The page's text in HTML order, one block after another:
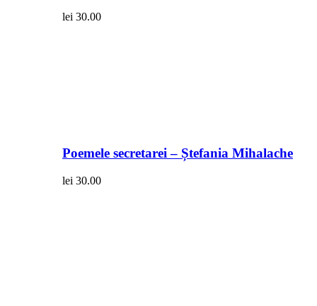
lei 30.00
Poemele secretarei – Ștefania Mihalache
lei 30.00